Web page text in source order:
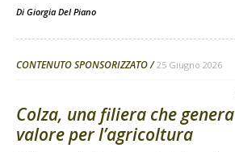
Di Giorgia Del Piano
CONTENUTO SPONSORIZZATO 25 Giugno 2026
Colza, una filiera che genera
valore per l’agricoltura